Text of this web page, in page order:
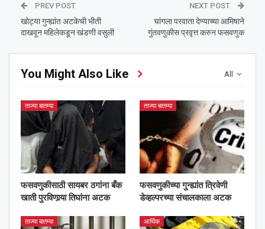
PREV POST
खोट्या गुन्ह्यांत अटकेची भीती
दाखवून महिलेकडून खंडणी वसुली
NEXT POST
चांगला परवाता देण्याच्या आमिषाने
गुंतवणुकीस प्रवृत्त करुन फसवणुक
All
You Might Also Like
ताज्या बातम्या
फसवणुकीसाठी सायबर ठगांना बँक
खाती पुरविणार्‍या तिघांना अटक
ताज्या बातम्या
फसवणुकीच्या गुन्ह्यांत त्रिवेणी
डेव्हल्परच्या संचालकाला अटक
ताज्या बातम्या आर्थिक